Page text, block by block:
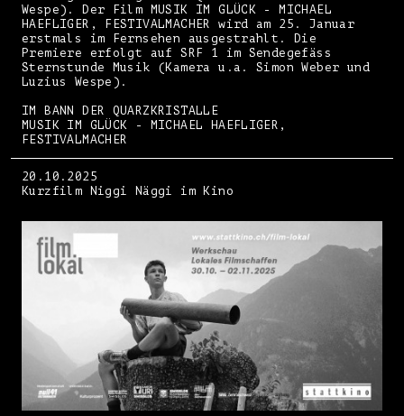
Wespe). Der Film MUSIK IM GLÜCK - MICHAEL
HAEFLIGER, FESTIVALMACHER wird am 25. Januar
erstmals im Fernsehen ausgestrahlt. Die
Premiere erfolgt auf SRF 1 im Sendegefäss
Sternstunde Musik (Kamera u.a. Simon Weber und
Luzius Wespe).
IM BANN DER QUARZKRISTALLE
MUSIK IM GLÜCK - MICHAEL HAEFLIGER,
FESTIVALMACHER
20.10.2025
Kurzfilm Niggi Näggi im Kino